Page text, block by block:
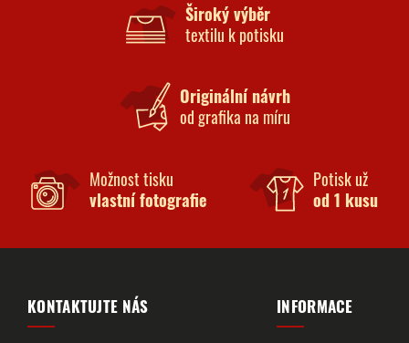
Široký výběr
textilu k potisku
Originální návrh
od grafika na míru
Možnost tisku
vlastní fotografie
Potisk už
od 1 kusu
KONTAKTUJTE NÁS INFORMACE